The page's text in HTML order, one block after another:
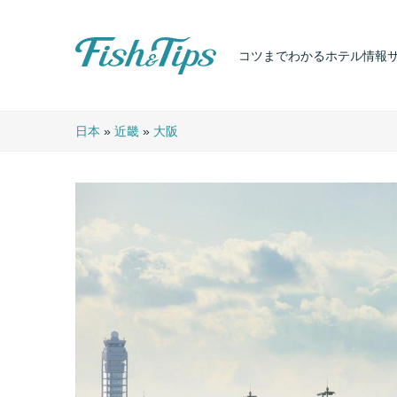
コツまでわかるホテル情報
日本 » 近畿» 大阪